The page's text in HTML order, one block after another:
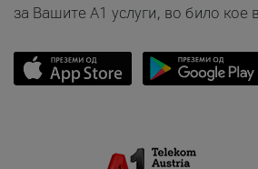
за Вашите A1 услуги, во било кое